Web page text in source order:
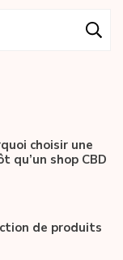
choisir une
qu’un shop CBD
de produits